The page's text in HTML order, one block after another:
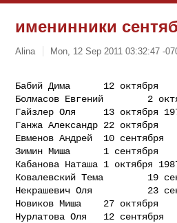
именинники
Alina Mon, 12 Sep 2011 03:32:47 -
Бабий Дима      12 октября
Болмасов Евгений        2
Гайзлер Оля     13 октября
Ганжа Александр 22 октября
Евменов Андрей  10 сентября
Зимин Миша      1 сентября
Кабанова Наташа 1 октября
Ковалевский Тема        19
Некрашевич Оля          23
Новиков Миша    27 октября
Нурлатова Оля   12 сентября